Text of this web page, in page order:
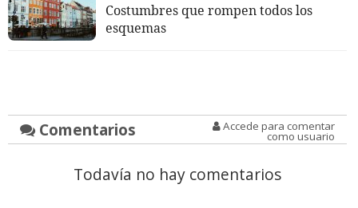
Costumbres que rompen todos los
esquemas
Comentarios Accede para comentar
como usuario
Todavía no hay comentarios